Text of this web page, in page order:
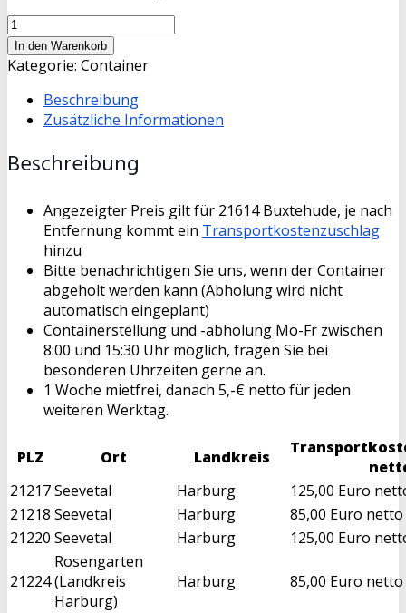
8,0
cbm
Container
Menge
In den Warenkorb
Kategorie: Container
Beschreibung
Zusätzliche Informationen
Beschreibung
Angezeigter Preis gilt für 21614 Buxtehude, je nach
Entfernung kommt ein Transportkostenzuschlag
hinzu
Bitte benachrichtigen Sie uns, wenn der Container
abgeholt werden kann (Abholung wird nicht
automatisch eingeplant)
Containerstellung und -abholung Mo-Fr zwischen
8:00 und 15:30 Uhr möglich, fragen Sie bei
besonderen Uhrzeiten gerne an.
1 Woche mietfrei, danach 5,-€ netto für jeden
weiteren Werktag.
PLZ Ort Landkreis
21217Seevetal Harburg
125,00 Euro
21218 Seevetal Harburg
85,00 Euro netto
21220 Seevetal Harburg 125,00 Euro
21224
Rosengarten
(Landkreis
Harburg)
Harburg 85,00 Euro netto